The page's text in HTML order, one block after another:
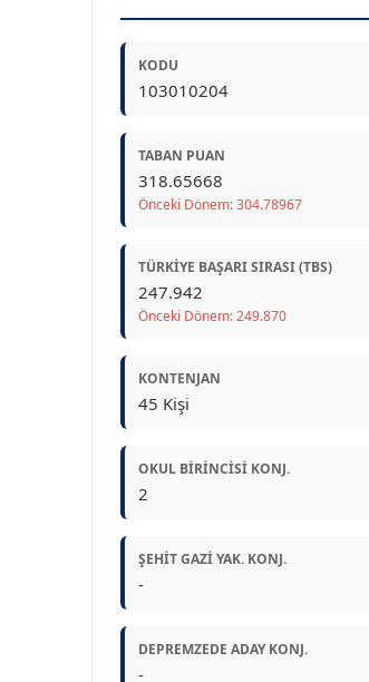
KODU
103010204
TABAN PUAN
318.65668
Önceki Dönem: 304.78967
TÜRKIYE BAŞARI SIRASI (TBS)
247.942
Önceki Dönem: 249.870
KONTENJAN
45 Kişi
OKUL BIRINCISI KONJ.
2
ŞEHIT GAZI YAK. KONJ.
-
DEPREMZEDE ADAY KONJ.
-